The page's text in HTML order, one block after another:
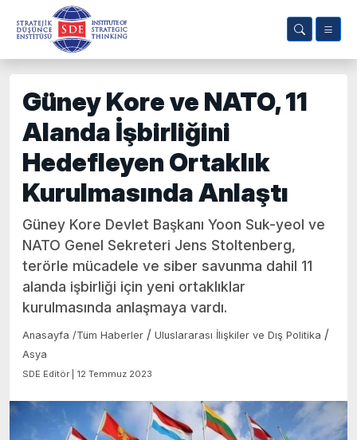
Güney Kore ve NATO, 11
Alanda İşbirliğini
Hedefleyen Ortaklık
Kurulmasında Anlaştı
Güney Kore Devlet Başkanı Yoon Suk-yeol ve
NATO Genel Sekreteri Jens Stoltenberg,
terörle mücadele ve siber savunma dahil 11
alanda işbirliği için yeni ortaklıklar
kurulmasında anlaşmaya vardı.
Anasayfa /Tüm Haberler / Uluslararası İlişkiler ve Dış Politika /
Asya
SDE Editör | 12 Temmuz 2023